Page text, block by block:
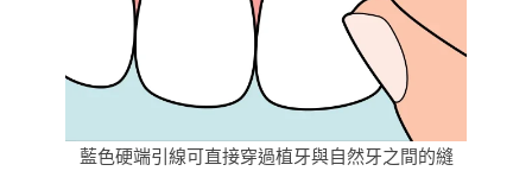
藍色硬端引線可直接穿過植牙與自然牙之間的縫